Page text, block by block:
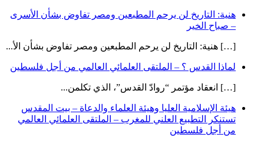
هنية: التاريخ لن يرحم المطبعين ومصر تفاوض بشأن الأسرى
– صباح الخير
[…] هنية: التاريخ لن يرحم المطبعين ومصر تفاوض بشأن الأ...
لماذا القدس ؟ – الملتقى العلمائي العالمي من أجل فلسطين
[…] انعقاد مؤتمر “روادّ القدس”، الذي تكلمن...
هيئة الإسلامية العليا وهيئة العلماء والدعاة – بيت المقدس
تستنكر التطبيع العلني للمغرب – الملتقى العلمائي العالمي
من أجل فلسطين